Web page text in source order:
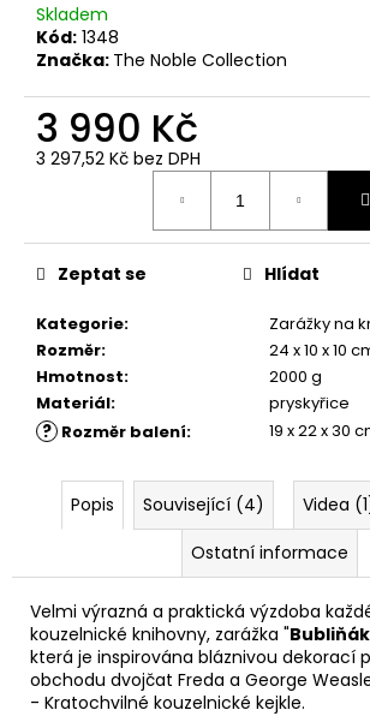
Skladem
Kód: 1348
Značka: The Noble Collection
3 990 Kč
3 297,52 Kč bez DPH
Kategorie:
Zarážky na
Rozměr:
24 x 10 x 10
Hmotnost:
2000 g
Materiál: pryskyřice
? Rozměr balení: 19 x 22 x 30
Zeptat se Hlídat
Popis Související (4) Videa
Ostatní informace
Velmi výrazná a praktická výzdoba
kouzelnické knihovny, zarážka "Bubliňák
která je inspirována bláznivou dekorací
obchodu dvojčat Freda a George
- Kratochvilné kouzelnické kejkle.
D
o
p
o
u
e
m
e
ČOKOLÁDOVÁ
ŽABKA
HARRY
POTTER